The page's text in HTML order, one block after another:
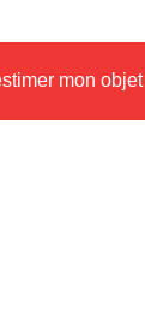
mon objet